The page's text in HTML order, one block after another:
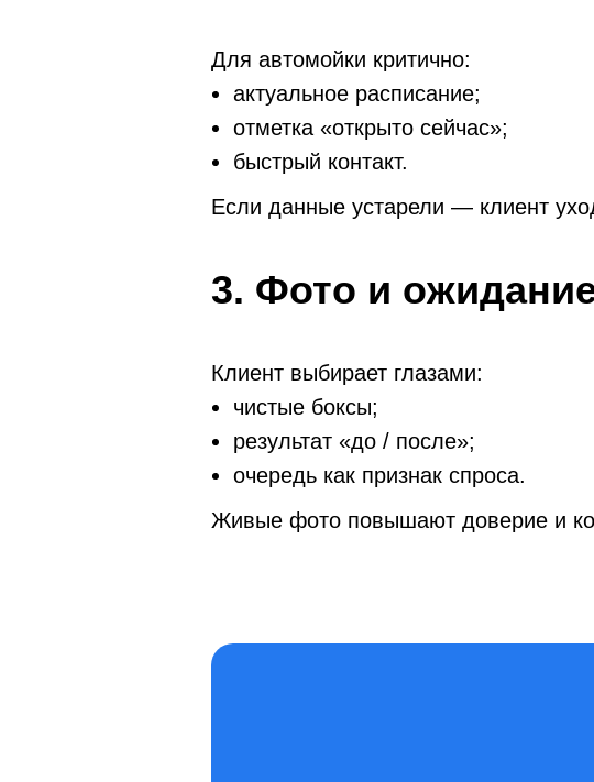
Для автомойки критично:
актуальное расписание;
отметка «открыто сейчас»;
быстрый контакт.
Если данные устарели — клиент
3. Фото и
Клиент выбирает глазами:
чистые боксы;
результат «до / после»;
очередь как признак спроса.
Живые фото повышают доверие и